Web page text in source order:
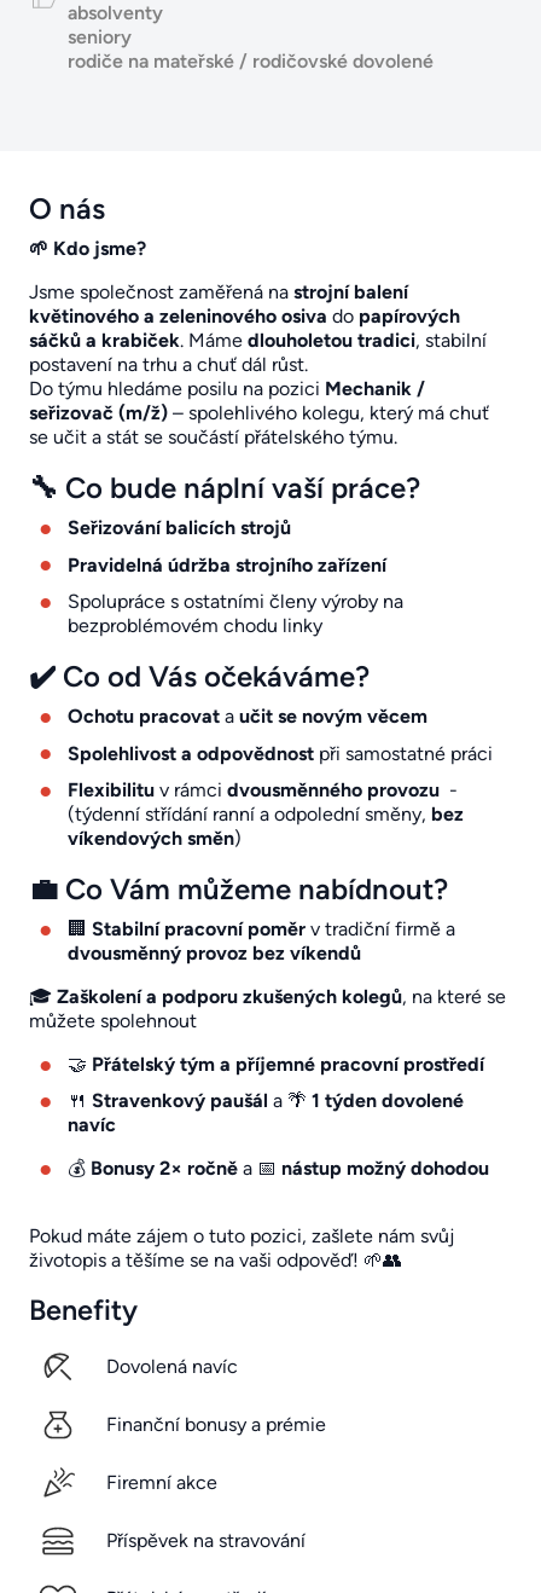
absolventy
seniory
rodiče na mateřské / rodičovské dovolené
O nás
🌱 Kdo jsme?
Jsme společnost zaměřená na strojní balení
květinového a zeleninového osiva do papírových
sáčků a krabiček. Máme dlouholetou tradici, stabilní
postavení na trhu a chuť dál růst.
Do týmu hledáme posilu na pozici Mechanik /
seřizovač (m/ž) – spolehlivého kolegu, který má chuť
se učit a stát se součástí přátelského týmu.
🔧 Co bude náplní vaší práce?
Seřizování balicích strojů
Pravidelná údržba strojního zařízení
Spolupráce s ostatními členy výroby na
bezproblémovém chodu linky
✔️ Co od Vás očekáváme?
Ochotu pracovat a učit se novým věcem
Spolehlivost a odpovědnost při samostatné práci
Flexibilitu v rámci dvousměnného provozu -
(týdenní střídání ranní a odpolední směny, bez
víkendových směn)
💼 Co Vám můžeme nabídnout?
🏢 Stabilní pracovní poměr v tradiční firmě a
dvousměnný provoz bez víkendů
🎓 Zaškolení a podporu zkušených kolegů, na které se
můžete spolehnout
🤝 Přátelský tým a příjemné pracovní prostředí
🍴 Stravenkový paušál a 🌴 1 týden dovolené
navíc
💰 Bonusy 2× ročně a 📅 nástup možný dohodou
Pokud máte zájem o tuto pozici, zašlete nám svůj
životopis a těšíme se na vaši odpověď! 🌱👥
Benefity
Dovolená navíc
Finanční bonusy a prémie
Firemní akce
Příspěvek na stravování